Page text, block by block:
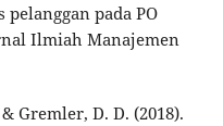
pada PO
Ilmiah Manajemen
Gremler, D. D. (2018).